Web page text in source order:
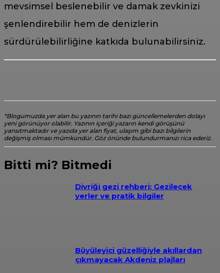
mevsimsel beslenebilir ve damak zevkinizi
şenlendirebilir hem de denizlerin
sürdürülebilirliğine katkıda bulunabilirsiniz.
*Blogumuzda yer alan bu yazının tarihi bazı güncellemelerden dolayı
yeni görünüyor olabilir. Yazının içeriği yazarın kendi görüşünü
yansıtmaktadır ve yazıda yer alan fiyat, ulaşım gibi bazı bilgilerin
değişmiş olması mümkündür. Göz önünde bulundurmanızı rica ederiz.
Bitti mi? Bitmedi
Divriği gezi rehberi: Gezilecek
yerler ve pratik bilgiler
Büyüleyici güzelliğiyle akıllardan
çıkmayacak Akdeniz plajları